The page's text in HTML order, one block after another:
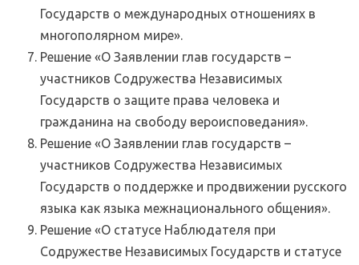
Государств о международных отношениях в
многополярном мире».
Решение «О Заявлении глав государств –
участников Содружества Независимых
Государств о защите права человека и
гражданина на свободу вероисповедания».
Решение «О Заявлении глав государств –
участников Содружества Независимых
Государств о поддержке и продвижении русского
языка как языка межнационального общения».
Решение «О статусе Наблюдателя при
Содружестве Независимых Государств и статусе